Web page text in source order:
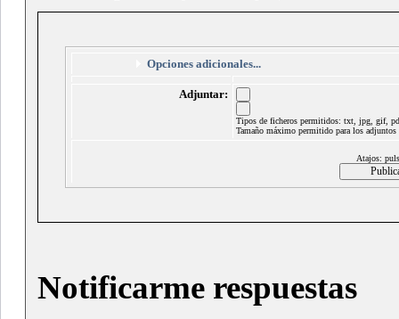
Opciones adicionales...
Adjuntar:
Tipos de ficheros permitidos: txt, jpg, gif,
Tamaño máximo permitido para los
Atajos:
Notificarme respuestas